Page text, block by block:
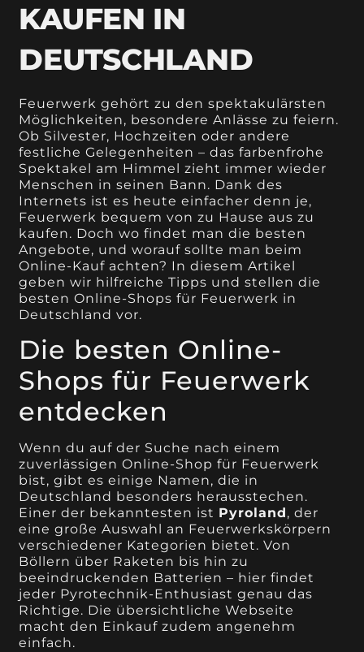
KAUFEN IN
DEUTSCHLAND
Feuerwerk gehört zu den spektakulärsten
Möglichkeiten, besondere Anlässe zu feiern.
Ob Silvester, Hochzeiten oder andere
festliche Gelegenheiten – das farbenfrohe
Spektakel am Himmel zieht immer wieder
Menschen in seinen Bann. Dank des
Internets ist es heute einfacher denn je,
Feuerwerk bequem von zu Hause aus zu
kaufen. Doch wo findet man die besten
Angebote, und worauf sollte man beim
Online-Kauf achten? In diesem Artikel
geben wir hilfreiche Tipps und stellen die
besten Online-Shops für Feuerwerk in
Deutschland vor.
Die besten Online-
Shops für Feuerwerk
entdecken
Wenn du auf der Suche nach einem
zuverlässigen Online-Shop für Feuerwerk
bist, gibt es einige Namen, die in
Deutschland besonders herausstechen.
Einer der bekanntesten ist Pyroland, der
eine große Auswahl an Feuerwerkskörpern
verschiedener Kategorien bietet. Von
Böllern über Raketen bis hin zu
beeindruckenden Batterien – hier findet
jeder Pyrotechnik-Enthusiast genau das
Richtige. Die übersichtliche Webseite
macht den Einkauf zudem angenehm
einfach.